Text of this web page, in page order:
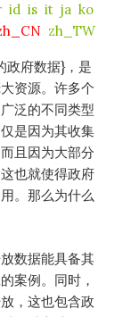
id is it ja ko
zh_TW
府数据}，是
资源。许多个
泛的不同类型
是因为其收集
且因为大部分
也就使得政府
。那么为什么
数据能具备其
案例。同时，
，这也包含政